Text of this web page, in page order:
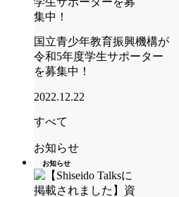
国立青少年教育振興機構が
令和5年度学生サポーター
を募集中！
2022.12.22
すべて
お知らせ
お知らせ